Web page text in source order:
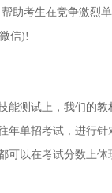
助考生在竞争激烈
信)!
能测试上，我们的教
年单招考试，进行
可以在考试分数上体